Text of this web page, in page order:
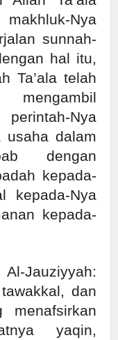
Nya
sunnah-
hal itu,
Ta’ala telah
mengambil
perintah-Nya
usaha dalam
dengan
kepada-
kepada-Nya
kepada-
Jauziyyah:
dan
yaqin,